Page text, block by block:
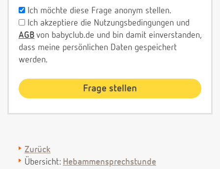
Ich möchte diese Frage anonym stellen.
Ich akzeptiere die Nutzungsbedingungen und
AGB von babyclub.de und bin damit einverstanden,
dass meine persönlichen Daten gespeichert
werden.
Zurück
Übersicht: Hebammensprechstunde